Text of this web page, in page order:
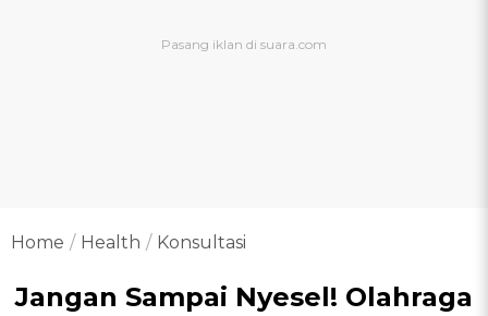
Home Health Konsultasi
Jangan Sampai Nyesel! Olahraga